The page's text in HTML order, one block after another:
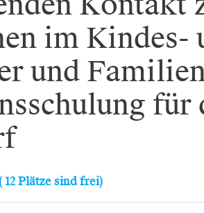
Kontakt
im Kindes-
und
für
12 Plätze sind frei)